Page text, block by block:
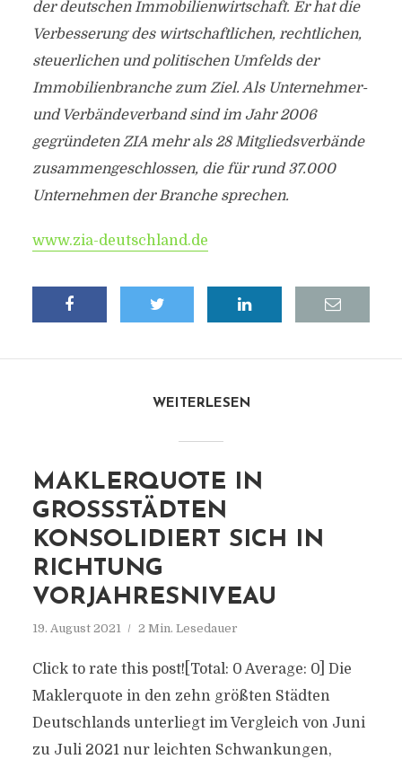
der deutschen Immobilienwirtschaft. Er hat die
Verbesserung des wirtschaftlichen, rechtlichen,
steuerlichen und politischen Umfelds der
Immobilienbranche zum Ziel. Als Unternehmer-
und Verbändeverband sind im Jahr 2006
gegründeten ZIA mehr als 28 Mitgliedsverbände
zusammengeschlossen, die für rund 37.000
Unternehmen der Branche sprechen.
www.zia-deutschland.de
WEITERLESEN
MAKLERQUOTE IN
GROSSSTÄDTEN K
ONSOLIDIERT SICH IN R
ICHTUNG V
ORJAHRESNIVEAU
19. August 2021 2 Min. Lesedauer
Click to rate this post![Total: 0 Average: 0] Die
Maklerquote in den zehn größten Städten
Deutschlands unterliegt im Vergleich von Juni
zu Juli 2021 nur leichten Schwankungen,